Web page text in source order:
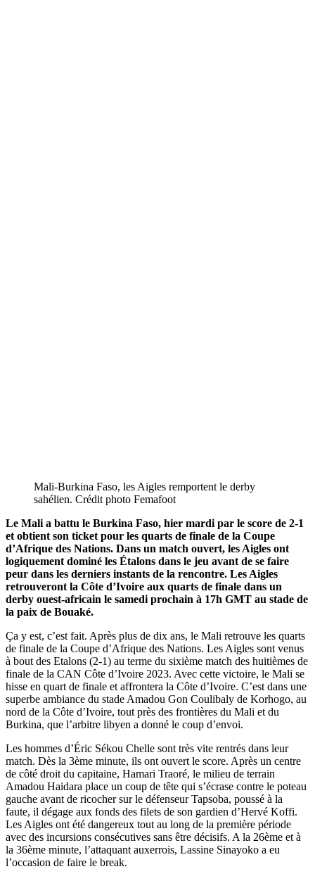
Mali-Burkina Faso, les Aigles remportent le derby
sahélien. Crédit photo Femafoot
Le Mali a battu le Burkina Faso, hier mardi par le score de 2-1
et obtient son ticket pour les quarts de finale de la Coupe
d’Afrique des Nations. Dans un match ouvert, les Aigles ont
logiquement dominé les Étalons dans le jeu avant de se faire
peur dans les derniers instants de la rencontre. Les Aigles
retrouveront la Côte d’Ivoire aux quarts de finale dans un
derby ouest-africain le samedi prochain à 17h GMT au stade de
la paix de Bouaké.
Ça y est, c’est fait. Après plus de dix ans, le Mali retrouve les quarts
de finale de la Coupe d’Afrique des Nations. Les Aigles sont venus
à bout des Etalons (2-1) au terme du sixième match des huitièmes de
finale de la CAN Côte d’Ivoire 2023. Avec cette victoire, le Mali se
hisse en quart de finale et affrontera la Côte d’Ivoire. C’est dans une
superbe ambiance du stade Amadou Gon Coulibaly de Korhogo, au
nord de la Côte d’Ivoire, tout près des frontières du Mali et du
Burkina, que l’arbitre libyen a donné le coup d’envoi.
Les hommes d’Éric Sékou Chelle sont très vite rentrés dans leur
match. Dès la 3ème minute, ils ont ouvert le score. Après un centre
de côté droit du capitaine, Hamari Traoré, le milieu de terrain
Amadou Haidara place un coup de tête qui s’écrase contre le poteau
gauche avant de ricocher sur le défenseur Tapsoba, poussé à la
faute, il dégage aux fonds des filets de son gardien d’Hervé Koffi.
Les Aigles ont été dangereux tout au long de la première période
avec des incursions consécutives sans être décisifs. A la 26ème et à
la 36ème minute, l’attaquant auxerrois, Lassine Sinayoko a eu
l’occasion de faire le break.